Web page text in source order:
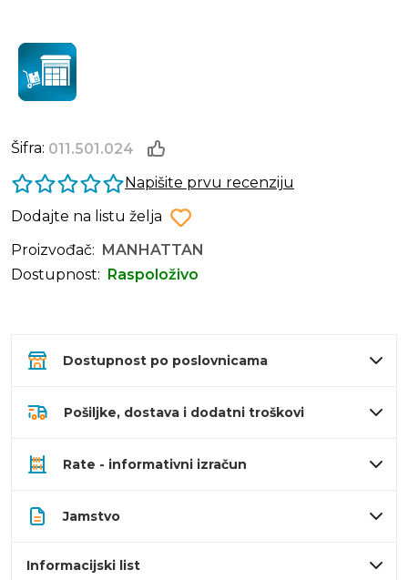
Šifra: 011.501.024
Napišite prvu recenziju
Dodajte na listu želja
Proizvođač:
MANHATTAN
Dostupnost:
Raspoloživo
Dostupnost po poslovnicama
Pošiljke, dostava i dodatni troškovi
Rate - informativni izračun
Jamstvo
Informacijski list